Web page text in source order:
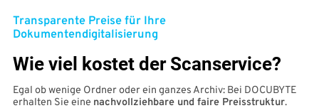
Transparente Preise für Ihre
Dokumentendigitalisierung
Wie viel kostet der Scanservice?
Egal ob wenige Ordner oder ein ganzes Archiv: Bei DOCUBYTE
erhalten Sie eine nachvollziehbare und faire Preisstruktur.